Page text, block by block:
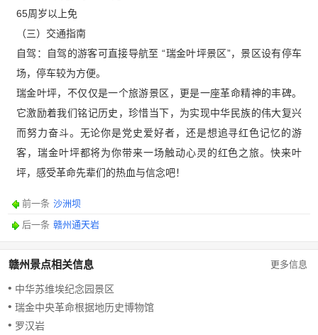
65周岁以上免
（三）交通指南
自驾：自驾的游客可直接导航至 “瑞金叶坪景区”，景区设有停车
场，停车较为方便。
瑞金叶坪，不仅仅是一个旅游景区，更是一座革命精神的丰碑。
它激励着我们铭记历史，珍惜当下，为实现中华民族的伟大复兴
而努力奋斗。无论你是党史爱好者，还是想追寻红色记忆的游
客，瑞金叶坪都将为你带来一场触动心灵的红色之旅。快来叶
坪，感受革命先辈们的热血与信念吧！
前一条 沙洲坝
后一条 赣州通天岩
更多信息
赣州景点相关信息
中华苏维埃纪念园景区
瑞金中央革命根据地历史博物馆
罗汉岩